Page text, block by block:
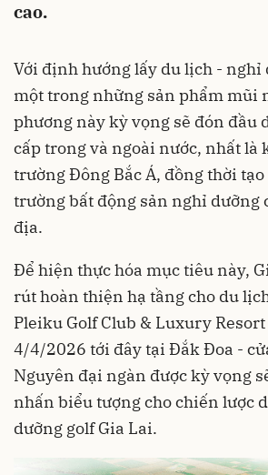
cao.
Với định hướng lấy du lịch - nghỉ
một trong những sản phẩm mũi
phương này kỳ vọng sẽ đón đầu
cấp trong và ngoài nước, nhất là
trường Đông Bắc Á, đồng thời
trường bất động sản nghỉ dưỡng
địa.
Để hiện thực hóa mục tiêu này,
rút hoàn thiện hạ tầng cho du
Pleiku Golf Club & Luxury
4/4/2026 tới đây tại Đắk Đoa -
Nguyên đại ngàn được kỳ vọng
nhấn biểu tượng cho chiến lược
dưỡng golf Gia Lai.